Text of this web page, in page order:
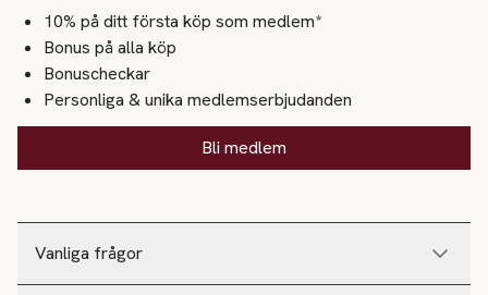
Vanliga frågor
10% på ditt första köp som medlem*
Bonus på alla köp
Bonuscheckar
Personliga & unika medlemserbjudanden
Bli medlem